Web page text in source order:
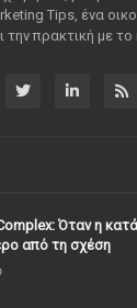
Tips, ένα
πρακτική με το
Όταν η
από τη σχέση